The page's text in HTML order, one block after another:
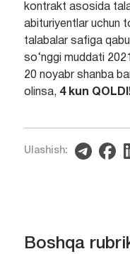
kontrakt asosida
abituriyentlar uchun
talabalar safiga
sо‘nggi muddati
20 noyabr shanba
olinsa, 4 kun
Ulashish:
Boshqa